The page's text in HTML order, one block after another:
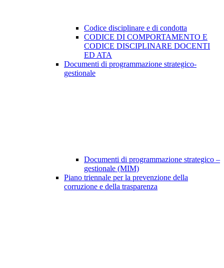
Codice disciplinare e di condotta
CODICE DI COMPORTAMENTO E
CODICE DISCIPLINARE DOCENTI
ED ATA
Documenti di programmazione strategico-
gestionale
Documenti di programmazione strategico –
gestionale (MIM)
Piano triennale per la prevenzione della
corruzione e della trasparenza